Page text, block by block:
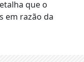
que o
em razão da